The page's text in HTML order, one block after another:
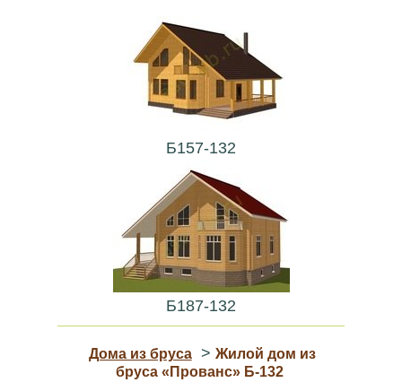
Б157-132
Б187-132
Дома из бруса > Жилой дом из
бруса «Прованс» Б-132